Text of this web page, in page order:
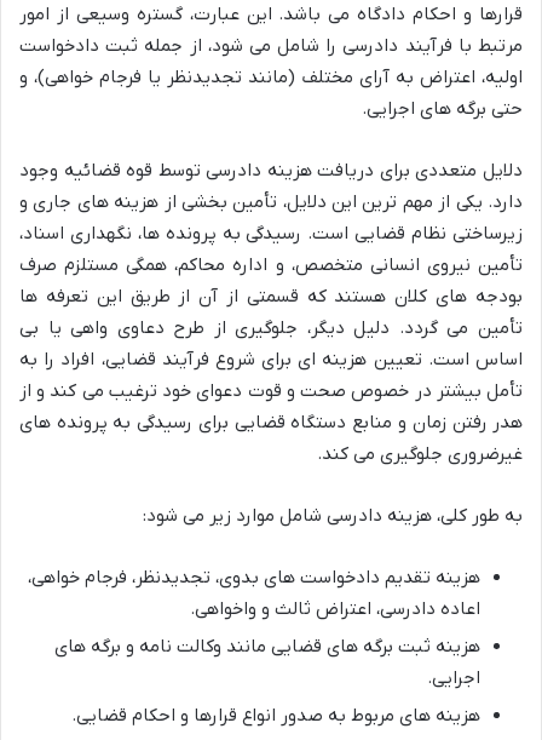
قرارها و احکام دادگاه می باشد. این عبارت، گستره وسیعی از امور
مرتبط با فرآیند دادرسی را شامل می شود، از جمله ثبت دادخواست
اولیه، اعتراض به آرای مختلف (مانند تجدیدنظر یا فرجام خواهی)، و
حتی برگه های اجرایی.
دلایل متعددی برای دریافت هزینه دادرسی توسط قوه قضائیه وجود
دارد. یکی از مهم ترین این دلایل، تأمین بخشی از هزینه های جاری و
زیرساختی نظام قضایی است. رسیدگی به پرونده ها، نگهداری اسناد،
تأمین نیروی انسانی متخصص، و اداره محاکم، همگی مستلزم صرف
بودجه های کلان هستند که قسمتی از آن از طریق این تعرفه ها
تأمین می گردد. دلیل دیگر، جلوگیری از طرح دعاوی واهی یا بی
اساس است. تعیین هزینه ای برای شروع فرآیند قضایی، افراد را به
تأمل بیشتر در خصوص صحت و قوت دعوای خود ترغیب می کند و از
هدر رفتن زمان و منابع دستگاه قضایی برای رسیدگی به پرونده های
غیرضروری جلوگیری می کند.
به طور کلی، هزینه دادرسی شامل موارد زیر می شود:
هزینه تقدیم دادخواست های بدوی، تجدیدنظر، فرجام خواهی،
اعاده دادرسی، اعتراض ثالث و واخواهی.
هزینه ثبت برگه های قضایی مانند وکالت نامه و برگه های
اجرایی.
هزینه های مربوط به صدور انواع قرارها و احکام قضایی.